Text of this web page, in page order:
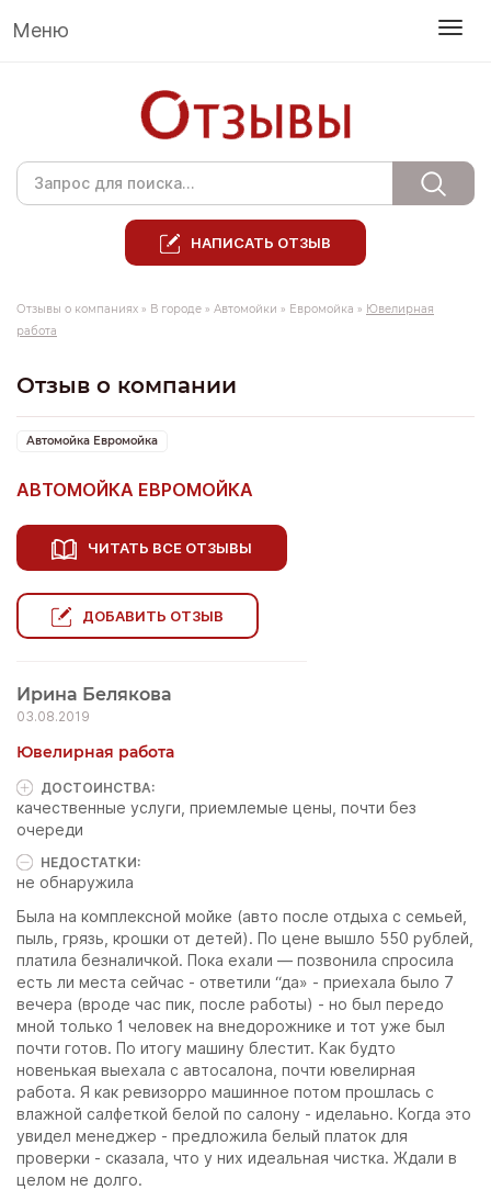
Меню
НАПИСАТЬ ОТЗЫВ
Отзывы о компаниях » В городе » Автомойки » Евромойка » Ювелирная
работа
Отзыв о компании
Автомойка Евромойка
АВТОМОЙКА ЕВРОМОЙКА
ЧИТАТЬ ВСЕ ОТЗЫВЫ
ДОБАВИТЬ ОТЗЫВ
Ирина Белякова
03.08.2019
Ювелирная работа
ДОСТОИНCТВА:
качественные услуги, приемлемые цены, почти без
очереди
НЕДОСТАТКИ:
не обнаружила
Была на комплексной мойке (авто после отдыха с семьей,
пыль, грязь, крошки от детей). По цене вышло 550 рублей,
платила безналичкой. Пока ехали — позвонила спросила
есть ли места сейчас - ответили “да» - приехала было 7
вечера (вроде час пик, после работы) - но был передо
мной только 1 человек на внедорожнике и тот уже был
почти готов. По итогу машину блестит. Как будто
новенькая выехала с автосалона, почти ювелирная
работа. Я как ревизорро машинное потом прошлась с
влажной салфеткой белой по салону - иделаьно. Когда это
увидел менеджер - предложила белый платок для
проверки - сказала, что у них идеальная чистка. Ждали в
целом не долго.